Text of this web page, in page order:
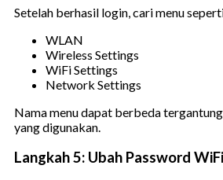
Setelah berhasil login, cari menu
WLAN
Wireless Settings
WiFi Settings
Network Settings
Nama menu dapat berbeda
yang digunakan.
Langkah 5: Ubah Password WiFi